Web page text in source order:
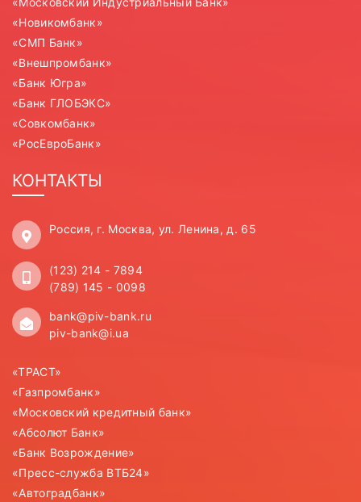
«Новикомбанк»
«СМП Банк»
«Внешпромбанк»
«Банк Югра»
«Банк ГЛОБЭКС»
«Совкомбанк»
«РосЕвроБанк»
КОНТАКТЫ
Россия, г. Москва, ул. Ленина, д. 65
(123) 214 - 7894
(789) 145 - 0098
bank@piv-bank.ru
piv-bank@i.ua
«ТРАСТ»
«Газпромбанк»
«Московский кредитный банк»
«Абсолют Банк»
«Банк Возрождение»
«Пресс-служба ВТБ24»
«Автоградбанк»